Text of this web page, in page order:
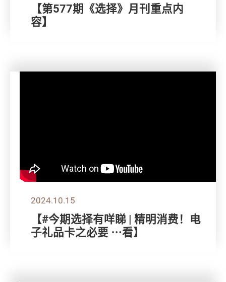
【第577期《选择》月刊重点内
容】
2024.10.15
【#今期选择有咩睇 | 精明消费！电
子礼品卡之必要 ⋯看】